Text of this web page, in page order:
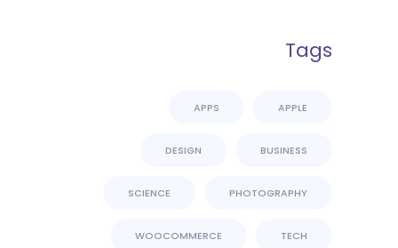
Tags
APPLE
APPS
BUSINESS
DESIGN
PHOTOGRAPHY
SCIENCE
TECH
WOOCOMMERCE